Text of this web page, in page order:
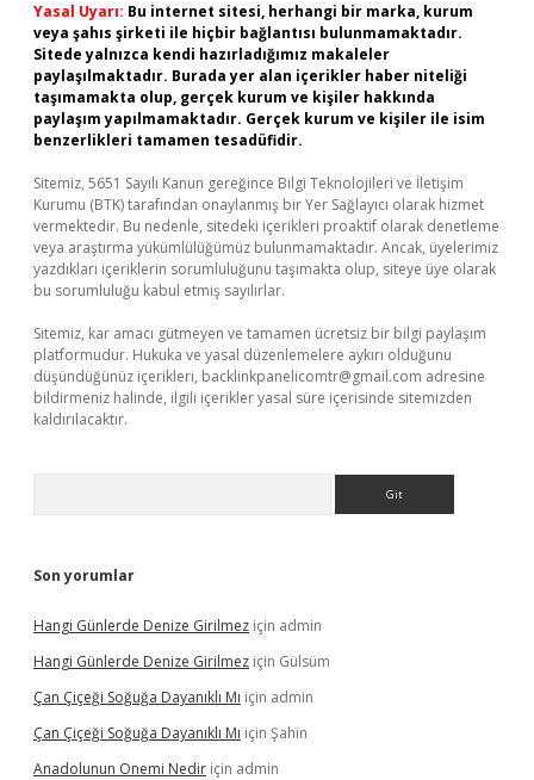
Yasal Uyarı: Bu internet sitesi, herhangi bir marka, kurum
veya şahıs şirketi ile hiçbir bağlantısı bulunmamaktadır.
Sitede yalnızca kendi hazırladığımız makaleler
paylaşılmaktadır. Burada yer alan içerikler haber niteliği
taşımamakta olup, gerçek kurum ve kişiler hakkında
paylaşım yapılmamaktadır. Gerçek kurum ve kişiler ile isim
benzerlikleri tamamen tesadüfidir.
Sitemiz, 5651 Sayılı Kanun gereğince Bilgi Teknolojileri ve İletişim
Kurumu (BTK) tarafından onaylanmış bir Yer Sağlayıcı olarak hizmet
vermektedir. Bu nedenle, sitedeki içerikleri proaktif olarak denetleme
veya araştırma yükümlülüğümüz bulunmamaktadır. Ancak, üyelerimiz
yazdıkları içeriklerin sorumluluğunu taşımakta olup, siteye üye olarak
bu sorumluluğu kabul etmiş sayılırlar.
Sitemiz, kar amacı gütmeyen ve tamamen ücretsiz bir bilgi paylaşım
platformudur. Hukuka ve yasal düzenlemelere aykırı olduğunu
düşündüğünüz içerikleri, backlinkpanelicomtr@gmail.com adresine
bildirmeniz halinde, ilgili içerikler yasal süre içerisinde sitemizden
kaldırılacaktır.
Son yorumlar
Hangi Günlerde Denize Girilmez için admin
Hangi Günlerde Denize Girilmez için Gülsüm
Çan Çiçeği Soğuğa Dayanıklı Mı için admin
Çan Çiçeği Soğuğa Dayanıklı Mı için Şahin
Anadolunun Onemi Nedir için admin